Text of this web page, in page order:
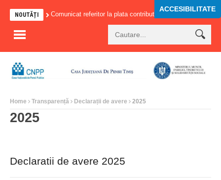
NOUTĂȚI Comunicat referitor la plata contributiilor sociale
Home Transparență Declarații de avere 2025
2025
Declaratii de avere 2025
ACCESIBILITATE